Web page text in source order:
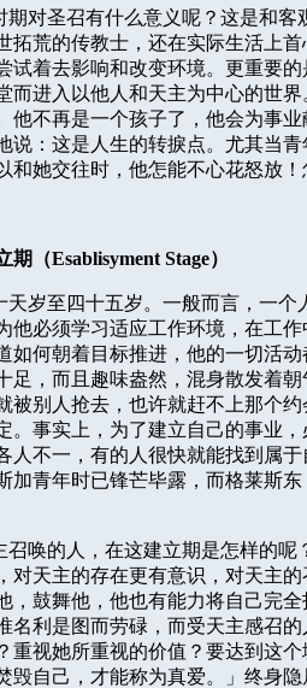
期对圣召有什么意义呢？这是和
拓荒的传教士，还在实际生活上
试着去影响和改变环境。更重要
而进入以他人和天主为中心的世
他不再是一个孩子了，他会为事
说：这是人生的转捩点。尤其当
和她交往时，他怎能不心花怒放
期（Esablisyment Stage）
天岁至四十五岁。一般而言，一
他必须学习适应工作环境，在工
如何朝着目标推进，他的一切活
足，而且趣味盎然，混身散发着
被别人抢去，也许就赶不上那个
。事实上，为了建立自己的事业
人不一，有的人很快就能找到属
加青年时已锋芒毕露，而格莱斯东
召唤的人，在这建立期是怎样的
对天主的存在更有意识，对天主
，鼓舞他，他也有能力将自己完
名利是图而劳碌，而受天主感召
重视她所重视的价值？要达到这
毁自己，才能称为真爱。」终身